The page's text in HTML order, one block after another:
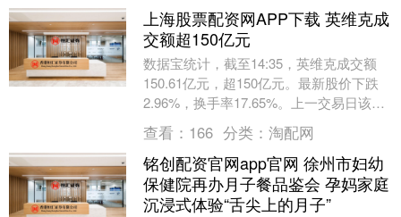
上海股票配资网APP下载 英维克成
交额超150亿元
数据宝统计，截至14:35，英维克成交额
150.61亿元，超150亿元。最新股价下跌
2.96%，换手率17.65%。上一交易日该股
全天成交额为6.52亿元。（数....
查看： 166 分类： 淘配网
铭创配资官网app官网 徐州市妇幼
保健院再办月子餐品鉴会 孕妈家庭
沉浸式体验“舌尖上的月子”